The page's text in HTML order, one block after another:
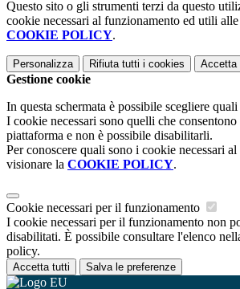
Questo sito o gli strumenti terzi da questo
cookie necessari al funzionamento ed utili
COOKIE POLICY.
Personalizza Rifiuta tutti i cookies Accetta
Gestione cookie
In questa schermata è possibile scegliere
I cookie necessari sono quelli che
piattaforma e non è possibile disabilitarli.
Per conoscere quali sono i cookie necessari
visionare la COOKIE POLICY.
Cookie necessari per il funzionamento
I cookie necessari per il funzionamento non
disabilitati. È possibile consultare l'elenco
policy.
Accetta tutti Salva le preferenze